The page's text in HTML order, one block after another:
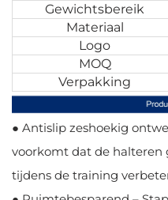
Gewichtsbereik
Materiaal
Logo
MOQ
Verpakking
● Antislip zeshoekig
voorkomt dat de halteren
tijdens de training